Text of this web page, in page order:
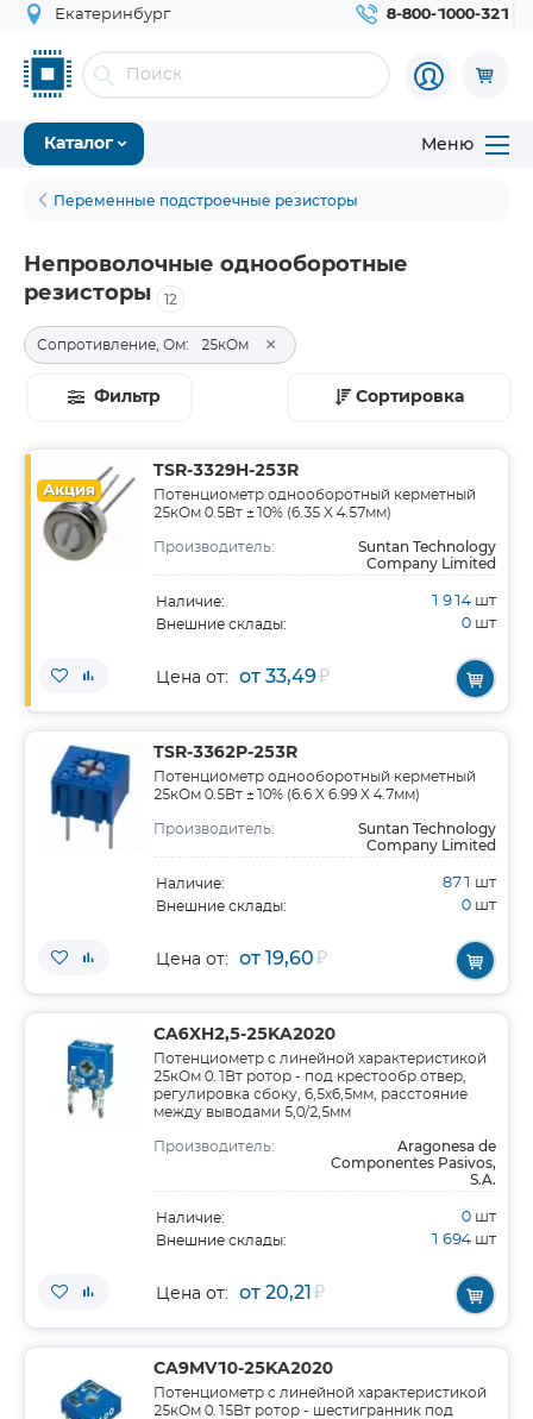
Екатеринбург 8-800-1000-321
Каталог Меню
Переменные подстроечные резисторы
Непроволочные однооборотные
резисторы
12
Сопротивление, Ом: 25кОм ×
Фильтр Сортировка
Акция
TSR-3329H-253R
Потенциометр однооборотный керметный
25кОм 0.5Вт ±10% (6.35 X 4.57мм)
Производитель:
Suntan Technology
Company Limited
Наличие: 1 914 шт
Внешние склады: 0 шт
Цена от: от 33,49₽
TSR-3362P-253R
Потенциометр однооборотный керметный
25кОм 0.5Вт ±10% (6.6 X 6.99 X 4.7мм)
Производитель:
Suntan Technology
Company Limited
Наличие: 871 шт
Внешние склады: 0 шт
Цена от: от 19,60₽
CA6XH2,5-25KA2020
Потенциометр с линейной характеристикой
25кОм 0.1Вт ротор - под крестообр отвер,
регулировка сбоку, 6,5x6,5мм, расстояние
между выводами 5,0/2,5мм
Производитель:
Aragonesa de
Componentes Pasivos,
S.A.
Наличие: 0 шт
Внешние склады: 1 694 шт
Цена от: от 20,21₽
CA9MV10-25KA2020
Потенциометр с линейной характеристикой
25кОм 0.15Вт ротор - шестигранник под